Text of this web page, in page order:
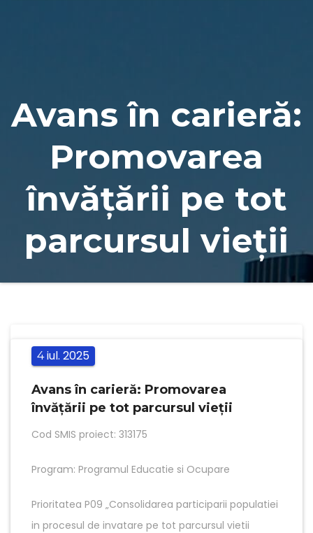
Avans în carieră:
Promovarea
învățării pe tot
parcursul vieții
4iul. 2025
Avans în carieră: Promovarea
învățării pe tot parcursul vieții
Cod SMIS proiect: 313175
Program: Programul Educatie si Ocupare
Prioritatea P09 „Consolidarea participarii populatiei
in procesul de invatare pe tot parcursul vietii